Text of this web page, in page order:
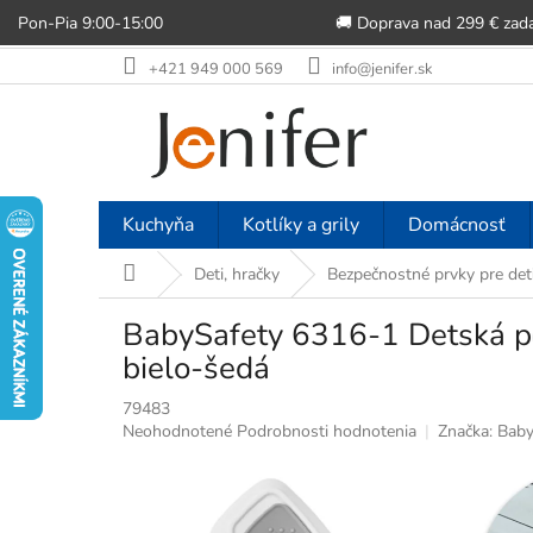
Pon-Pia 9:00-15:00 🚚 Doprava nad 299 €
na
+421 949 000 569 info@jenifer.sk
Kuchyňa Kotlíky a grily Domácnosť
DomovDeti, hračky Bezpečnostné prvky pre
BabySafety 6316-1 Detská
bielo-šedá
79483
Priemerné
Neohodnotené Podrobnosti hodnotenia Značka: